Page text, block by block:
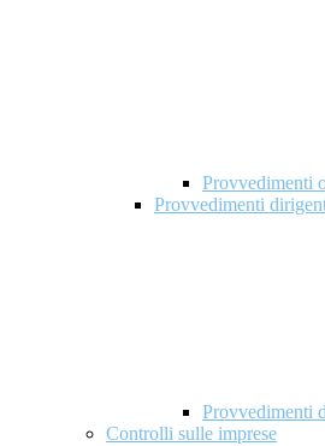
Provvedimenti
Provvedimenti
Provvedimenti
Controlli sulle imprese